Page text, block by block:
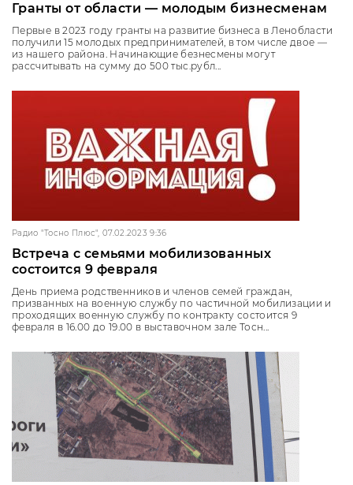
Гранты от области — молодым бизнесменам
Первые в 2023 году гранты на развитие бизнеса в Ленобласти
получили 15 молодых предпринимателей, в том числе двое —
из нашего района. Начинающие безнесмены могут
рассчитывать на сумму до 500 тыс.рубл...
Радио "Тосно Плюс", 07.02.2023 9:36
Встреча с семьями мобилизованных
состоится 9 февраля
День приема родственников и членов семей граждан,
призванных на военную службу по частичной мобилизации и
проходящих военную службу по контракту состоится 9
февраля в 16.00 до 19.00 в выставочном зале Тосн...